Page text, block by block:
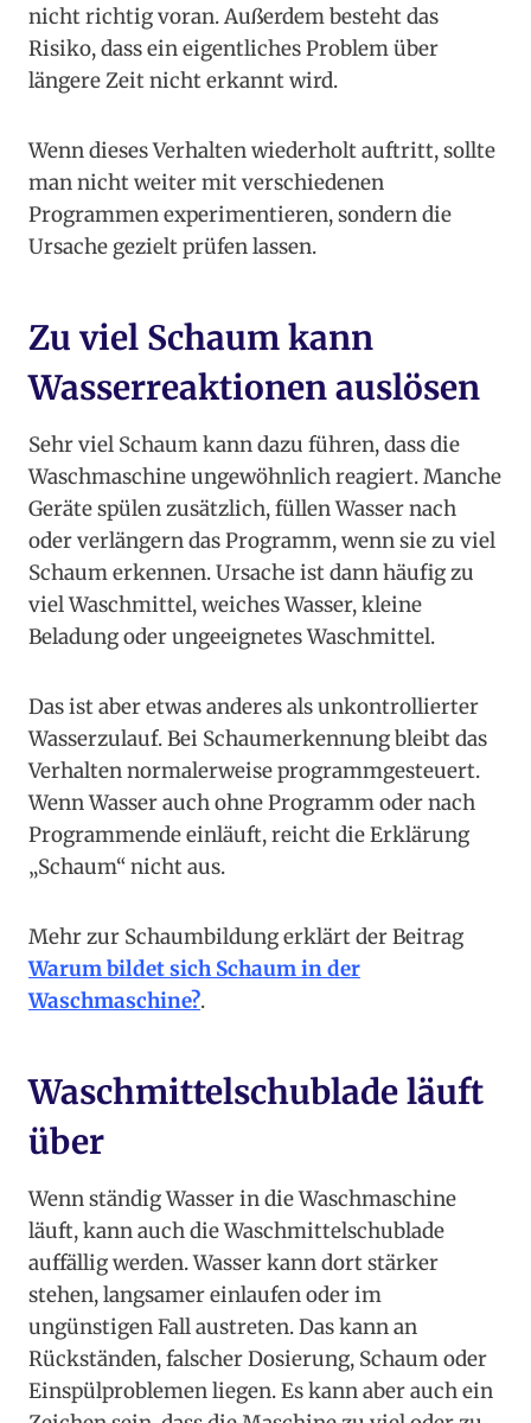
nicht richtig voran. Außerdem besteht das
Risiko, dass ein eigentliches Problem über
längere Zeit nicht erkannt wird.
Wenn dieses Verhalten wiederholt auftritt, sollte
man nicht weiter mit verschiedenen
Programmen experimentieren, sondern die
Ursache gezielt prüfen lassen.
Zu viel Schaum kann
Wasserreaktionen auslösen
Sehr viel Schaum kann dazu führen, dass die
Waschmaschine ungewöhnlich reagiert. Manche
Geräte spülen zusätzlich, füllen Wasser nach
oder verlängern das Programm, wenn sie zu viel
Schaum erkennen. Ursache ist dann häufig zu
viel Waschmittel, weiches Wasser, kleine
Beladung oder ungeeignetes Waschmittel.
Das ist aber etwas anderes als unkontrollierter
Wasserzulauf. Bei Schaumerkennung bleibt das
Verhalten normalerweise programmgesteuert.
Wenn Wasser auch ohne Programm oder nach
Programmende einläuft, reicht die Erklärung
„Schaum“ nicht aus.
Mehr zur Schaumbildung erklärt der Beitrag
Warum bildet sich Schaum in der
Waschmaschine?.
Waschmittelschublade läuft
über
Wenn ständig Wasser in die Waschmaschine
läuft, kann auch die Waschmittelschublade
auffällig werden. Wasser kann dort stärker
stehen, langsamer einlaufen oder im
ungünstigen Fall austreten. Das kann an
Rückständen, falscher Dosierung, Schaum oder
Einspülproblemen liegen. Es kann aber auch ein